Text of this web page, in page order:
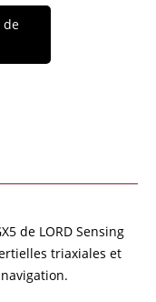
de
de LORD Sensing
triaxiales et